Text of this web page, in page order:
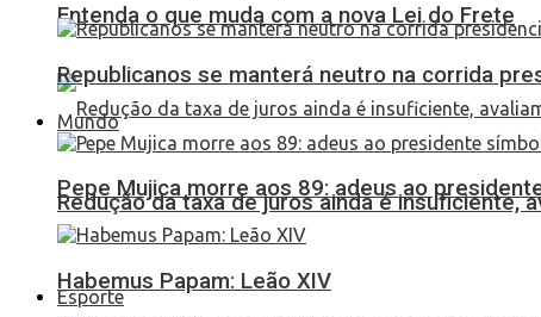
Entenda o que muda com a nova Lei do Frete
Redução da taxa de juros ainda é insuficiente,
Esporte
Republicanos se manterá neutro na corrida
Mundo
Pepe Mujica morre aos 89: adeus ao
Habemus Papam: Leão XIV